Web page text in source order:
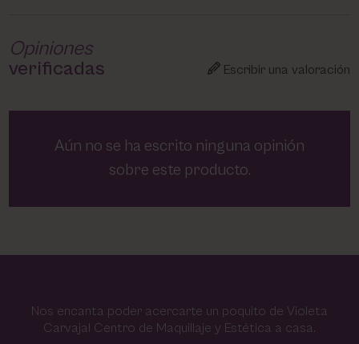
Opiniones
verificadas
Escribir una valoración
Aún no se ha escrito ninguna opinión
sobre este producto.
Nos encanta poder acercarte un poquito de Violeta
Carvajal Centro de Maquillaje y Estética a casa.